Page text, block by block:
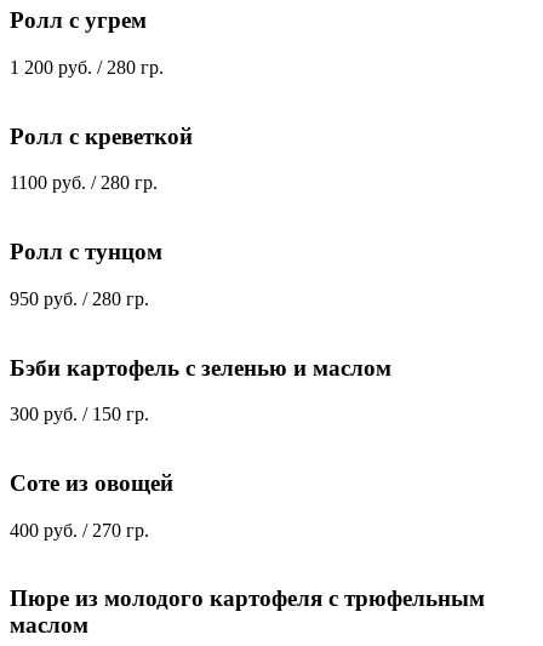
Ролл с угрем
1 200 руб. / 280 гр.
Ролл с креветкой
1100 руб. / 280 гр.
Ролл с тунцом
950 руб. / 280 гр.
Бэби картофель с зеленью и маслом
300 руб. / 150 гр.
Соте из овощей
400 руб. / 270 гр.
Пюре из молодого картофеля с трюфельным
маслом